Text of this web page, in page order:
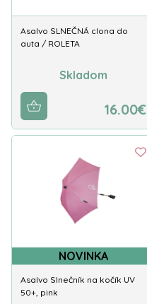
Asalvo SLNEČNÁ clona do
auta / ROLETA
Skladom
16.00€
NOVINKA
Asalvo Slnečník na kočík UV
50+, pink